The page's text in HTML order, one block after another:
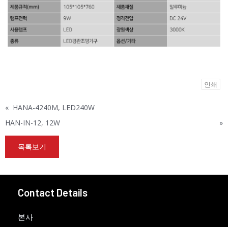
인쇄
« HANA-4240M, LED240W
HAN-IN-12, 12W
»
목록보기
Contact Details
본사